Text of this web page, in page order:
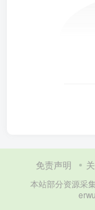
免责声明
本站部分资源采